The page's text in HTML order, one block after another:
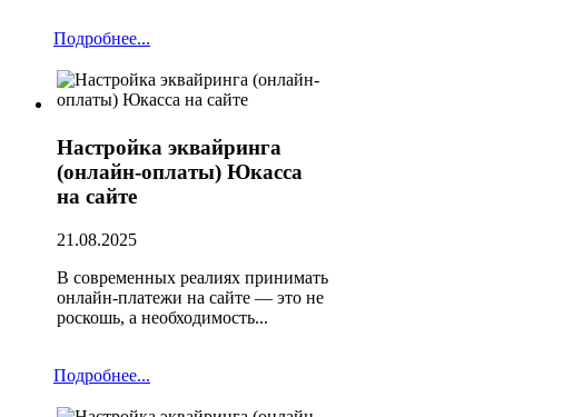
Подробнее...
Настройка эквайринга
(онлайн-оплаты) Юкасса
на сайте
21.08.2025
В современных реалиях принимать
онлайн-платежи на сайте — это не
роскошь, а необходимость...
Подробнее...